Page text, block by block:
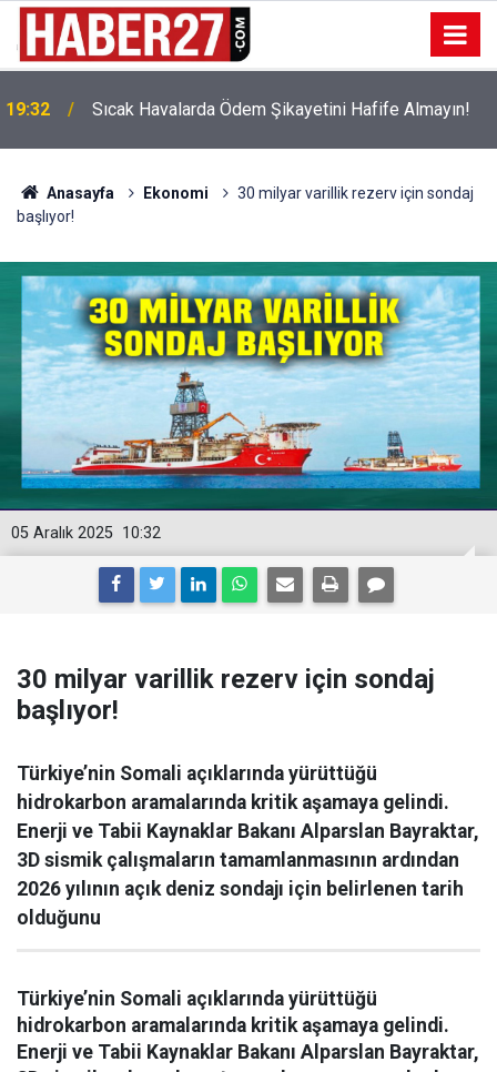
19:32 Sıcak Havalarda Ödem Şikayetini Hafife Almayın!
Anasayfa Ekonomi
30 milyar varillik rezerv için sondaj
başlıyor!
10:32
05 Aralık 2025
30 milyar varillik rezerv için sondaj
başlıyor!
Türkiye’nin Somali açıklarında yürüttüğü
hidrokarbon aramalarında kritik aşamaya gelindi.
Enerji ve Tabii Kaynaklar Bakanı Alparslan Bayraktar,
3D sismik çalışmaların tamamlanmasının ardından
2026 yılının açık deniz sondajı için belirlenen tarih
olduğunu
Türkiye’nin Somali açıklarında yürüttüğü
hidrokarbon aramalarında kritik aşamaya gelindi.
Enerji ve Tabii Kaynaklar Bakanı Alparslan Bayraktar,